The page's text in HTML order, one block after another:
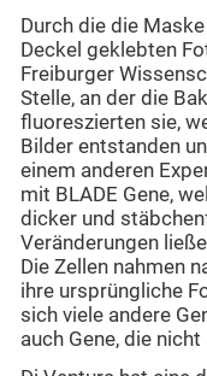
Durch die die
Deckel geklebten
Freiburger
Stelle, an der die
fluoreszierten sie,
Bilder entstanden
einem anderen
mit BLADE Gene,
dicker und
Veränderungen
Die Zellen nahmen
ihre ursprüngliche
sich viele andere
auch Gene, die nicht